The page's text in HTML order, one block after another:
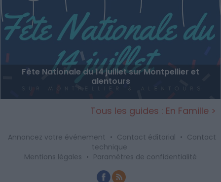
Fête Nationale du 14 juillet sur Montpellier et
alentours
Tous les guides : En Famille >
Annoncez votre événement • Contact éditorial • Contact
technique
Mentions légales • Paramètres de confidentialité